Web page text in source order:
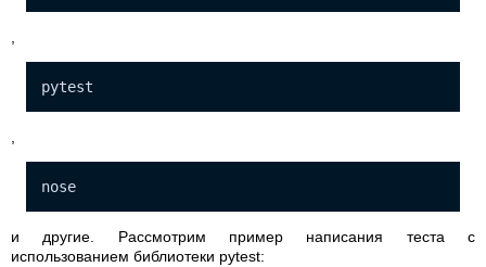
pytest
nose
и другие. Рассмотрим пример написания теста с
использованием библиотеки pytest: